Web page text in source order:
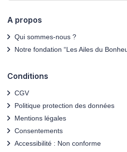
A propos
Qui sommes-nous ?
Notre fondation “Les Ailes du
Conditions
CGV
Politique protection des données
Mentions légales
Consentements
Accessibilité : Non conforme